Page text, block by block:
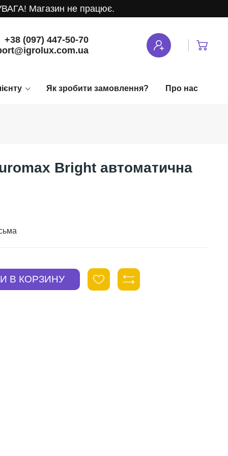
Магазин не працює.
+38 (097) 447-50-70
Як зробити замовлення? Про нас
Bright автоматична